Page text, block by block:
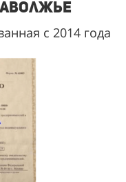
с 2014 года